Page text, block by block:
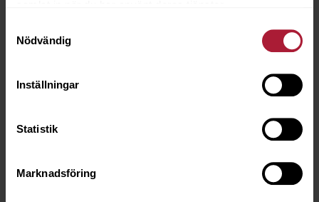
Nödvändig
Inställningar
Statistik
Marknadsföring
CRA-4702
Beställningsvara